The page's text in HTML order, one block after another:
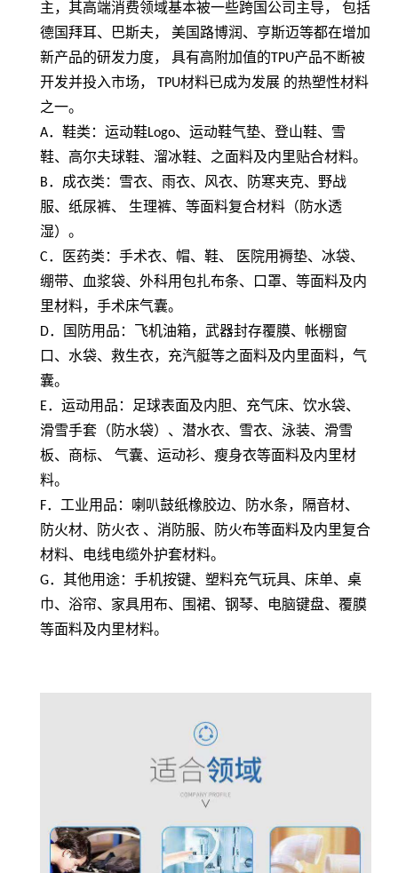
主，其高端消费领域基本被一些跨国公司主导， 包括
德国拜耳、巴斯夫， 美国路博润、亨斯迈等都在增加
新产品的研发力度， 具有高附加值的TPU产品不断被
开发并投入市场， TPU材料已成为发展 的热塑性材料
之一。
A．鞋类：运动鞋Logo、运动鞋气垫、登山鞋、雪
鞋、高尔夫球鞋、溜冰鞋、之面料及内里贴合材料。
B．成衣类：雪衣、雨衣、风衣、防寒夹克、野战
服、纸尿裤、 生理裤、等面料复合材料（防水透
湿）。
C．医药类：手术衣、帽、鞋、 医院用褥垫、冰袋、
绷带、血浆袋、外科用包扎布条、口罩、等面料及内
里材料，手术床气囊。
D．国防用品：飞机油箱，武器封存覆膜、帐棚窗
口、水袋、救生衣，充汽艇等之面料及内里面料，气
囊。
E．运动用品：足球表面及内胆、充气床、饮水袋、
滑雪手套（防水袋）、潜水衣、雪衣、泳装、滑雪
板、商标、 气囊、运动衫、瘦身衣等面料及内里材
料。
F．工业用品：喇叭鼓纸橡胶边、防水条，隔音材、
防火材、防火衣 、消防服、防火布等面料及内里复合
材料、电线电缆外护套材料。
G．其他用途：手机按键、塑料充气玩具、床单、桌
巾、浴帘、家具用布、围裙、钢琴、电脑键盘、覆膜
等面料及内里材料。